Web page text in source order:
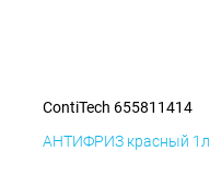
ContiTech 655811414
АНТИФРИЗ красный 1л.